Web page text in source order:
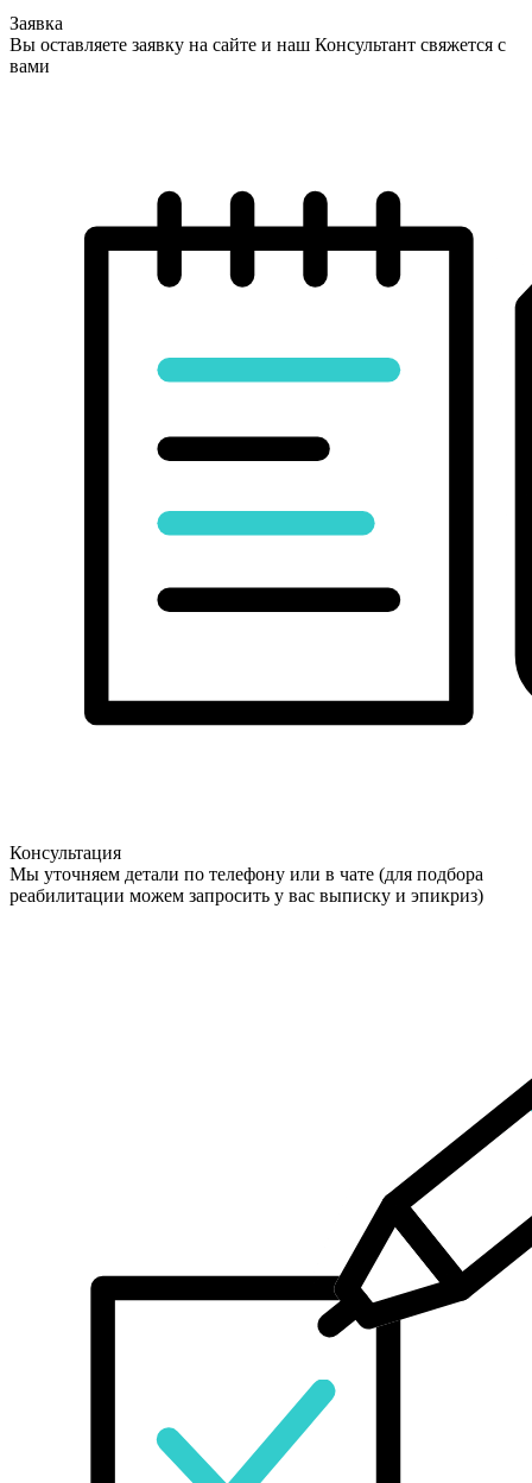
Заявка
Вы оставляете заявку на сайте и наш Консультант свяжется с
вами
Консультация
Мы уточняем детали по телефону или в чате (для подбора
реабилитации можем запросить у вас выписку и эпикриз)